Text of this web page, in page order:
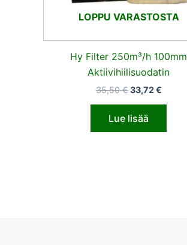
LOPPU VARASTOSTA
Hy Filter 250m³/h 100mm
Aktiivihiilisuodatin
35,50€ 33,72€
Lue lisää